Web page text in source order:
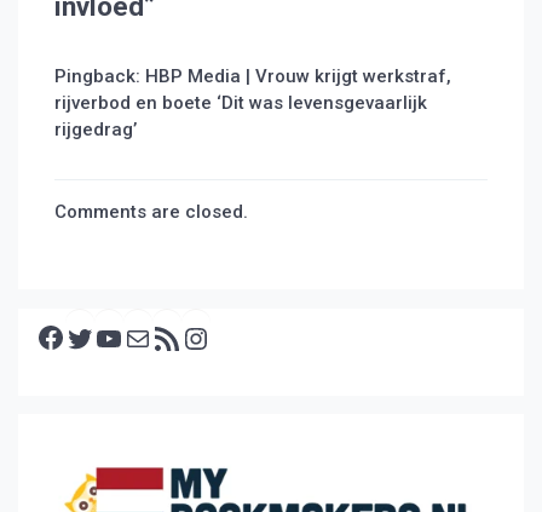
Pingback: HBP Media | Vrouw krijgt werkstraf,
rijverbod en boete ‘Dit was levensgevaarlijk
rijgedrag’
Comments are closed.
Facebook Twitter YouTube E-mail RSS feed